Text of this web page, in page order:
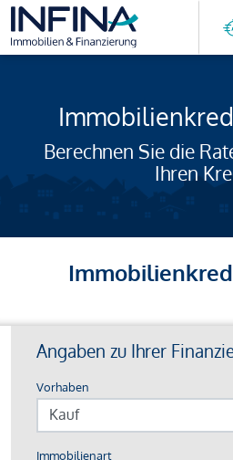
Berechnen Sie die
Ihren